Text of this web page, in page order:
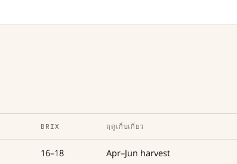
BRIX ฤดูเก็บเกี่ยว
16–18 Apr–Jun harvest